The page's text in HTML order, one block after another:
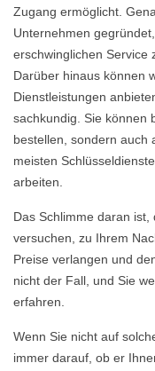
Zugang ermöglicht.
Unternehmen
erschwinglichen Service
Darüber hinaus können
Dienstleistungen
sachkundig. Sie können
bestellen, sondern auch
meisten
arbeiten.
Das Schlimme daran
versuchen, zu Ihrem
Preise verlangen und
nicht der Fall, und Sie
erfahren.
Wenn Sie nicht auf
immer darauf, ob er